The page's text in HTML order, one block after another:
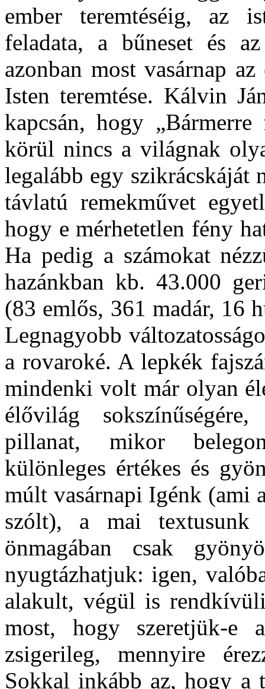
ember teremtéséig, az
feladata, a bűneset és
azonban most vasárnap
Isten teremtése. Kálvin
kapcsán, hogy
körül nincs a világnak
legalább egy szikrácskáját
távlatú remekművet
hogy e mérhetetlen fény
Ha pedig a számokat
hazánkban kb. 43.000
(83 emlős, 361 madár, 16
Legnagyobb
a rovaroké. A lepkék
mindenki volt már olyan
élővilág
pillanat, mikor
különleges értékes és
múlt vasárnapi Igénk (ami
szólt), a mai textusunk
önmagában csak
nyugtázhatjuk: igen,
alakult, végül is
most, hogy szeretjük-e
zsigerileg, mennyire
Sokkal inkább az, hogy a